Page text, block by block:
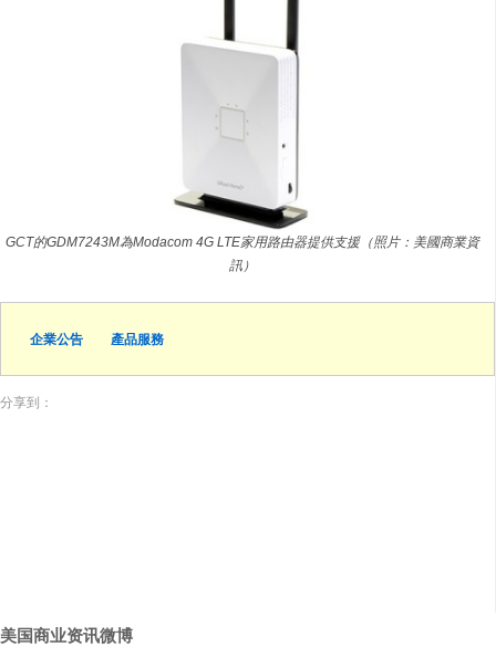
GCT的GDM7243M為Modacom 4G LTE家用路由器提供支援（照片：美國商業資
訊）
企業公告 產品服務
分享到：
美国商业资讯微博